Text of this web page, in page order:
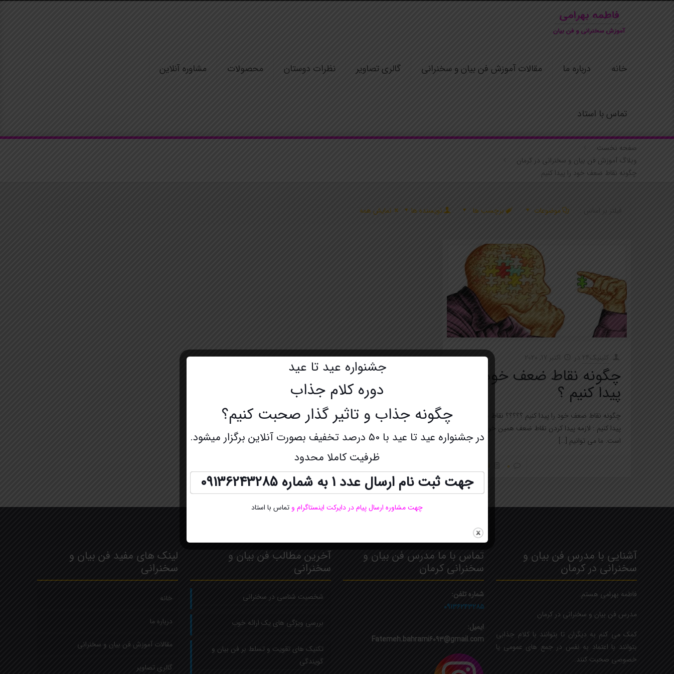
خانه درباره ما مقالات آموزش فن بیان و سخنرانی گالری تصاویر نظرات دوستان محصولات مشاوره آنلاین
تماس با استاد
صفحه نخست
وبلاگ آموزش فن بیان و سخنرانی در کرمان
چگونه نقاط ضعف خود را پیدا کنیم
فیلتر بر اساس : موضوعات برچسب ها نویسنده ها نمایش همه
کلینیک24 در اکتبر 17, 2020
چگونه نقاط ضعف خود را
پیدا کنیم ؟
چگونه نقاط ضعف خود را پیدا کنیم ؟؟؟؟؟ نقاط ضعف خود را
پیدا کنیم : لازمه پیدا کردن نقاط ضعف همین خودشناسی
است. ما می توانیم […]
0 اطلاعات بیشتر
آشنایی با مدرس فن بیان و
سخنرانی در کرمان
فاطمه بهرامی هستم.
مدرس فن بیان و سخنرانی در کرمان
کمک می کنم به دیگران تا بتوانند با کلام جذابی
بتوانند با اعتماد به نفس در جمع های عمومی یا
خصوصی صحبت کنند.
تماس با ما مدرس فن بیان و
سخنرانی کرمان
شماره تلفن:
۰۹۱۳۶۲۴۳۲۸۵
ایمیل:
Fatemeh.bahrami6093@gmail.com
آخرین مطالب فن بیان و
سخنرانی
شخصیت شناسی در سخنرانی
بررسی ویژگی های یک ارائه خوب
تکنیک های تقویت و تسلط بر فن بیان و
گویندگی
لینک های مفید فن بیان و
سخنرانی
خانه
درباره ما
مقالات آموزش فن بیان و سخنرانی
گالری تصاویر
جشنواره عید تا عید
دوره کلام جذاب
چگونه جذاب و تاثیر گذار صحبت کنیم؟
در جشنواره عید تا عید با 50 درصد تخفیف بصورت آنلاین برگزار میشود.
ظرفیت کاملا محدود
جهت ثبت نام ارسال عدد 1 به شماره 09136243285
چهت مشاوره ارسال پیام در دایرکت اینستاگرام و تماس با استاد